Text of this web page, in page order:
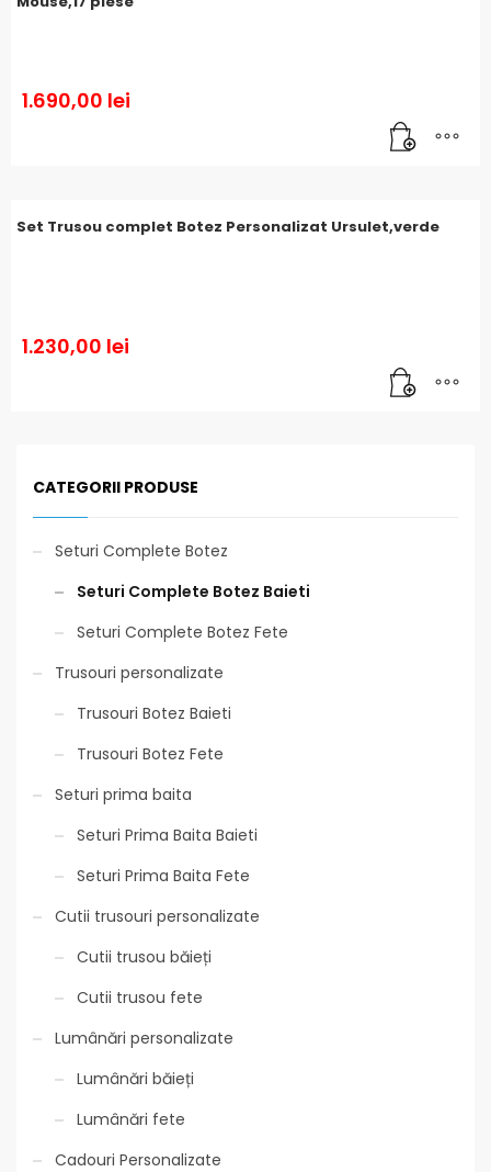
1.690,00 lei
Set Trusou complet Botez Personalizat Ursulet,verde
1.230,00 lei
CATEGORII PRODUSE
Seturi Complete Botez
Seturi Complete Botez Baieti
Seturi Complete Botez Fete
Trusouri personalizate
Trusouri Botez Baieti
Trusouri Botez Fete
Seturi prima baita
Seturi Prima Baita Baieti
Seturi Prima Baita Fete
Cutii trusouri personalizate
Cutii trusou băieți
Cutii trusou fete
Lumânări personalizate
Lumânări băieți
Lumânări fete
Cadouri Personalizate